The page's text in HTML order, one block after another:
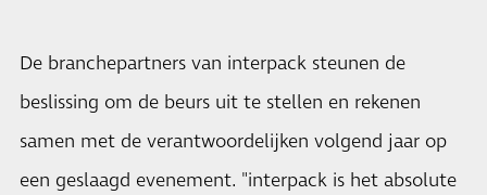
De branchepartners van interpack steunen de
beslissing om de beurs uit te stellen en rekenen
samen met de verantwoordelijken volgend jaar op
een geslaagd evenement. "interpack is het absolute